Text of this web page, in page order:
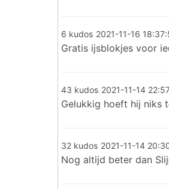
6 kudos 2021-11-16
Gratis ijsblokjes voor
43 kudos 2021-11-14
Gelukkig hoeft hij niks
32 kudos 2021-11-14
Nog altijd beter dan